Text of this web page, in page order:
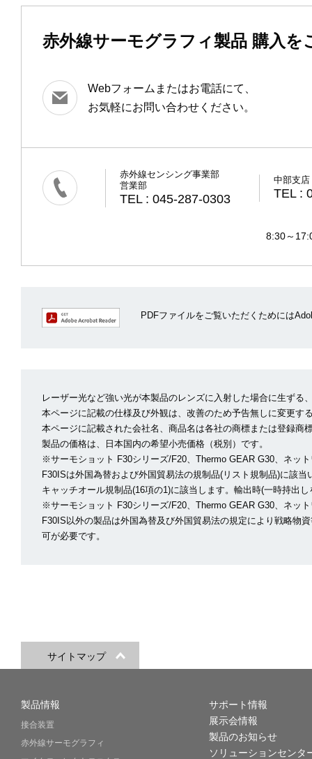
赤外線サーモグラフィ製品 購入を
Webフォームまたはお電話にて、
お気軽にお問い合わせください。
赤外線センシング事業部
営業部
TEL : 045-287-0303
中部支店
TEL :
8:30～
PDFファイルをご覧いただくためには
レーザー光など強い光が本製品のレンズに入射した場合に生ず
本ページに記載の仕様及び外観は、改善のため予告無しに変更す
本ページに記載された会社名、商品名は各社の商標または登録商
製品の価格は、日本国内の希望小売価格（税別）です。
※サーモショット F30シリーズ/F20、Thermo GEAR G30、ネッ
F30ISは外国為替および外国貿易法の規制品(リスト規制品)に該当
キャッチオール規制品(16項の1)に該当します。輸出時(一時持出
※サーモショット F30シリーズ/F20、Thermo GEAR G30、ネッ
F30IS以外の製品は外国為替及び外国貿易法の規定により戦略物
可が必要です。
サイトマップ
製品情報
接合装置
赤外線サーモグラフィ
サポート情報
展示会情報
製品のお知らせ
ソリューションセンタ